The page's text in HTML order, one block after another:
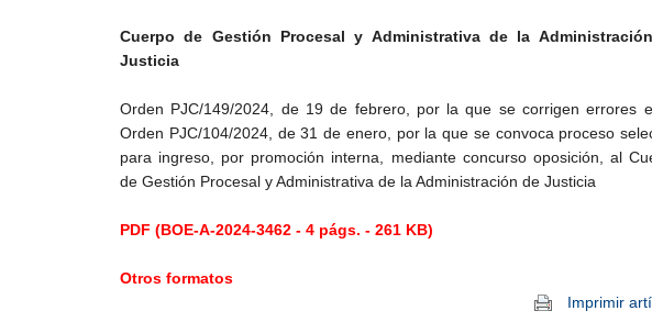
Cuerpo de Gestión Procesal y Administrativa de la
Justicia
Orden PJC/149/2024, de 19 de febrero, por la que se corrigen errores
Orden PJC/104/2024, de 31 de enero, por la que se convoca proceso
para ingreso, por promoción interna, mediante concurso oposición, al
de Gestión Procesal y Administrativa de la Administración de Justicia
PDF (BOE-A-2024-3462 - 4 págs. - 261 KB)
Otros formatos
Imprimir